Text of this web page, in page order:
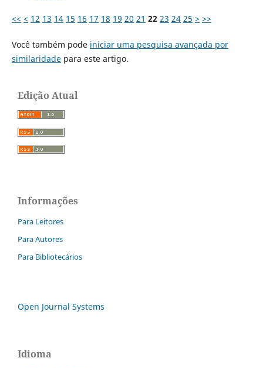
<< < 12 13 14 15 16 17 18 19 20 21 22 23 24 25 > >>
Você também pode iniciar uma pesquisa avançada por
similaridadepara este artigo.
Edição Atual
Informações
Para Leitores
Para Autores
Para Bibliotecários
Open Journal Systems
Idioma